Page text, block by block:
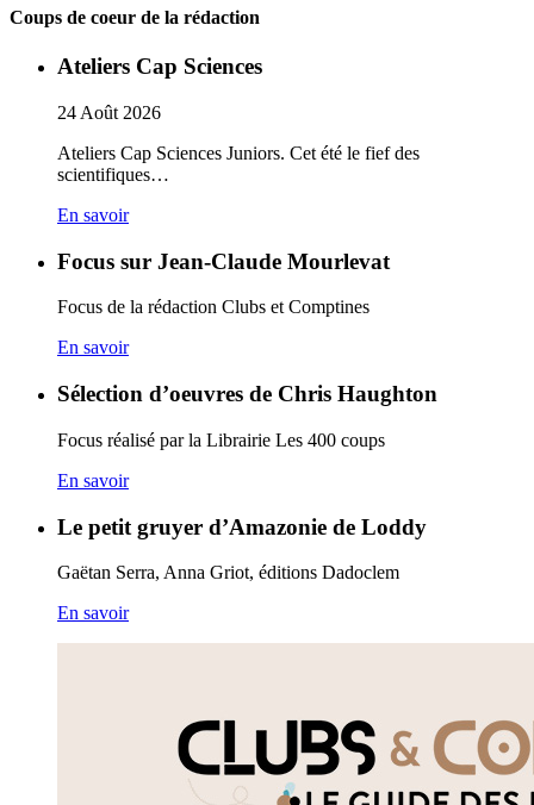
Coups de coeur de la rédaction
Ateliers Cap Sciences
24 Août 2026
Ateliers Cap Sciences Juniors. Cet été le fief des
scientifiques…
En savoir
Focus sur Jean-Claude Mourlevat
Focus de la rédaction Clubs et Comptines
En savoir
Sélection d’oeuvres de Chris Haughton
Focus réalisé par la Librairie Les 400 coups
En savoir
Le petit gruyer d’Amazonie de Loddy
Gaëtan Serra, Anna Griot, éditions Dadoclem
En savoir